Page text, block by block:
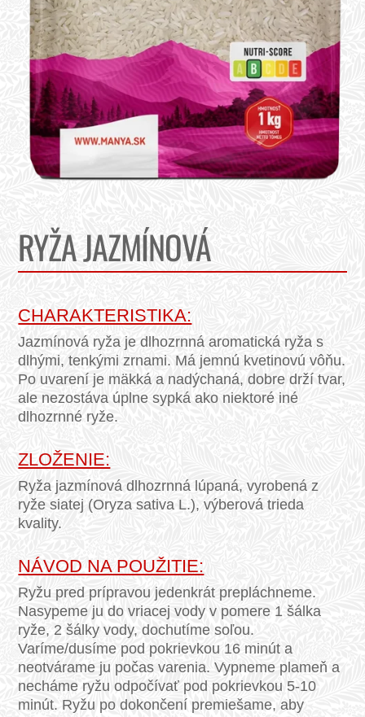
RYŽA JAZMÍNOVÁ
CHARAKTERISTIKA:
Jazmínová ryža je dlhozrnná aromatická ryža s
dlhými, tenkými zrnami. Má jemnú kvetinovú vôňu.
Po uvarení je mäkká a nadýchaná, dobre drží tvar,
ale nezostáva úplne sypká ako niektoré iné
dlhozrnné ryže.
ZLOŽENIE:
Ryža jazmínová dlhozrnná lúpaná, vyrobená z
ryže siatej (Oryza sativa L.), výberová trieda
kvality.
NÁVOD NA POUŽITIE:
Ryžu pred prípravou jedenkrát prepláchneme.
Nasypeme ju do vriacej vody v pomere 1 šálka
ryže, 2 šálky vody, dochutíme soľou.
Varíme/dusíme pod pokrievkou 16 minút a
neotvárame ju počas varenia. Vypneme plameň a
necháme ryžu odpočívať pod pokrievkou 5-10
minút. Ryžu po dokončení premiešame, aby